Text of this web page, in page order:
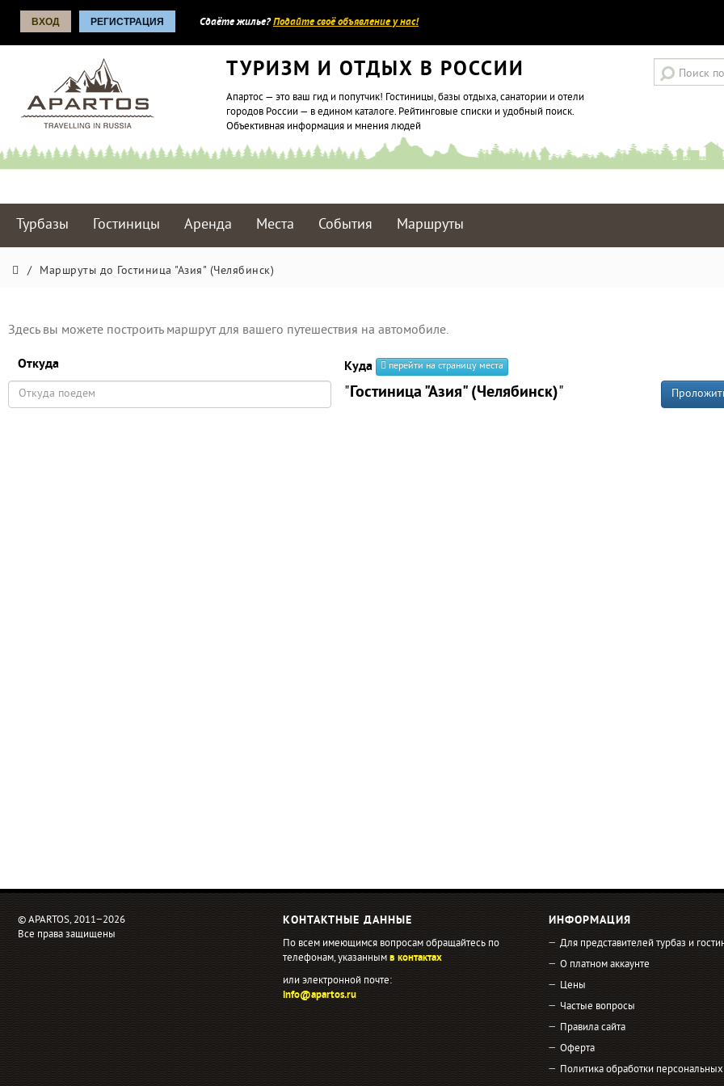
ВХОД РЕГИСТРАЦИЯ Сдаёте жилье?Подайте своё объявление у нас!
ТУРИЗМ И ОТДЫХ В РОССИИ
Апартос — это ваш гид и попутчик! Гостиницы, базы отдыха, санатории и отели
городов России — в едином каталоге. Рейтинговые списки и удобный поиск.
Объективная информация и мнения людей
Турбазы Гостиницы Аренда Места События Маршруты
/ Маршруты до Гостиница "Азия" (Челябинск)
Здесь вы можете построить маршрут для вашего путешествия на автомобиле.
Откуда Куда перейти на страницу места
"Гостиница "Азия" (Челябинск)"
© APARTOS, 2011−2026
Все права защищены
КОНТАКТНЫЕ ДАННЫЕ
По всем имеющимся вопросам обращайтесь по
телефонам, указаннымв контактах
или электронной почте:
info@apartos.ru
ИНФОРМАЦИЯ
Для представителей турбаз и
О платном аккаунте
Цены
Частые вопросы
Правила сайта
Оферта
Политика обработки